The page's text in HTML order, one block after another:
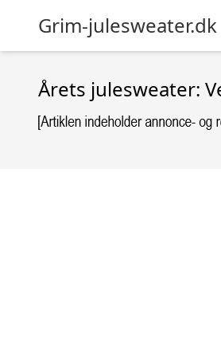
Grim-julesweater.dk
Årets julesweater: